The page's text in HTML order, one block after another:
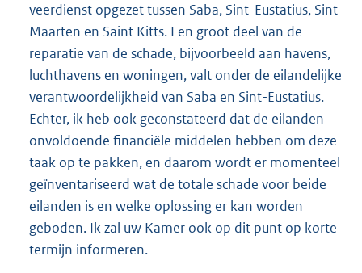
veerdienst opgezet tussen Saba, Sint-Eustatius, Sint-
Maarten en Saint Kitts. Een groot deel van de
reparatie van de schade, bijvoorbeeld aan havens,
luchthavens en woningen, valt onder de eilandelijke
verantwoordelijkheid van Saba en Sint-Eustatius.
Echter, ik heb ook geconstateerd dat de eilanden
onvoldoende financiële middelen hebben om deze
taak op te pakken, en daarom wordt er momenteel
geïnventariseerd wat de totale schade voor beide
eilanden is en welke oplossing er kan worden
geboden. Ik zal uw Kamer ook op dit punt op korte
termijn informeren.